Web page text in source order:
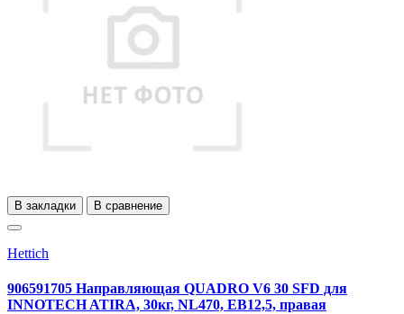
В закладки В сравнение
Hettich
906591705 Направляющая QUADRO V6 30 SFD для
INNOTECH ATIRA, 30кг, NL470, ЕВ12,5, правая